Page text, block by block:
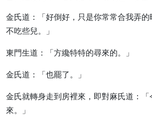
金氏道：「好倒好，只是你常常合我弄
不吃些兒。」
東門生道：「方纔特特的尋來的。」
金氏道：「也罷了。」
金氏就轉身走到房裡來，即對麻氏道：
來。」